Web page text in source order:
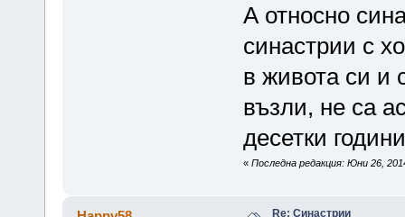
А относно
синастрии с
в живота си и
възли, не са
десетки
« Последна редакция: Юни 26,
Re: Синастрии